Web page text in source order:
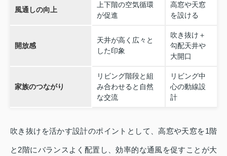
風通しの向上
上下階の空気循環
が促進
高窓や天窓
を設ける
開放感
天井が高く広々と
した印象
吹き抜け＋
勾配天井や
大開口
家族のつながり
リビング階段と組
み合わせると自然
な交流
リビング中
心の動線設
計
吹き抜けを活かす設計のポイントとして、高窓や天窓を1階
と2階にバランスよく配置し、効率的な通風を促すことが大